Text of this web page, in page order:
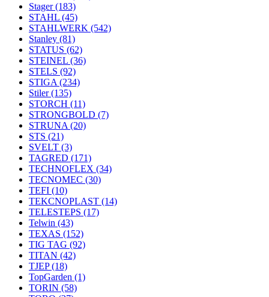
Stager(183)
STAHL (45)
STAHLWERK (542)
Stanley (81)
STATUS (62)
STEINEL (36)
STELS (92)
STIGA (234)
Stiler(135)
STORCH (11)
STRONGBOLD (7)
STRUNA (20)
STS (21)
SVELT (3)
TAGRED (171)
TECHNOFLEX (34)
TECNOMEC (30)
TEFI (10)
TEKCNOPLAST (14)
TELESTEPS (17)
Telwin (43)
TEXAS (152)
TIG TAG (92)
TITAN (42)
TJEP(18)
TopGarden (1)
TORIN (58)